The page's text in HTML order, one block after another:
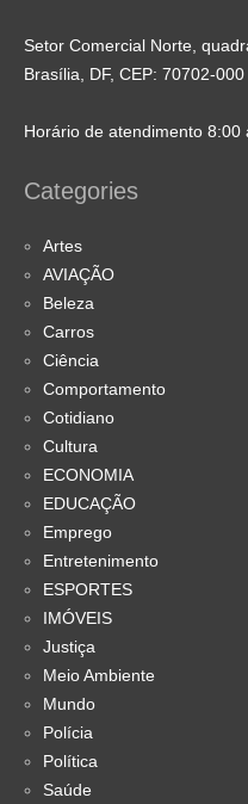
Setor Comercial Norte,
Brasília, DF, CEP: 70702-000
Horário de atendimento 8:00
Categories
Artes
AVIAÇÃO
Beleza
Carros
Ciência
Comportamento
Cotidiano
Cultura
ECONOMIA
EDUCAÇÃO
Emprego
Entretenimento
ESPORTES
IMÓVEIS
Justiça
Meio Ambiente
Mundo
Polícia
Política
Saúde